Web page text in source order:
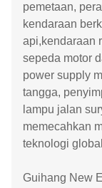
pemetaan,
kendaraan
api,kendaraan
sepeda motor
power supply
tangga,
lampu jalan
memecahkan
teknologi
Guihang New